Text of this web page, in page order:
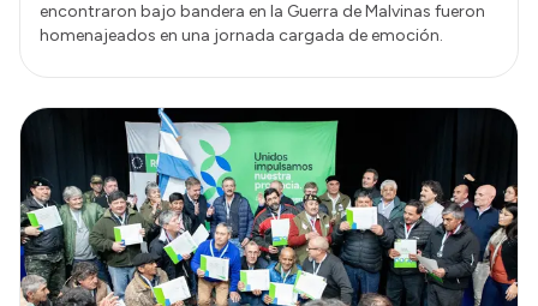
encontraron bajo bandera en la Guerra de Malvinas fueron
homenajeados en una jornada cargada de emoción.